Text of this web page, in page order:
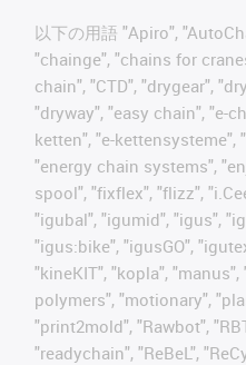
以下の用語 "Apiro",
"chainge", "chains for
chain", "CTD", "drygear",
"dryway", "easy chain", "e-
ketten", "e-kettensysteme",
"energy chain systems",
spool", "fixflex", "flizz",
"igubal", "igumid", "igus",
"igus:bike", "igusGO",
"kineKIT", "kopla",
polymers", "motionary",
"print2mold", "Rawbot",
"readychain", "ReBeL",